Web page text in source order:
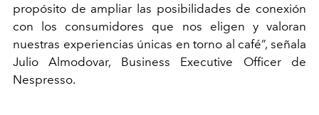
propósito de ampliar las posibilidades de conexión
con los consumidores que nos eligen y valoran
nuestras experiencias únicas en torno al café”, señala
Julio Almodovar, Business Executive Officer de
Nespresso.